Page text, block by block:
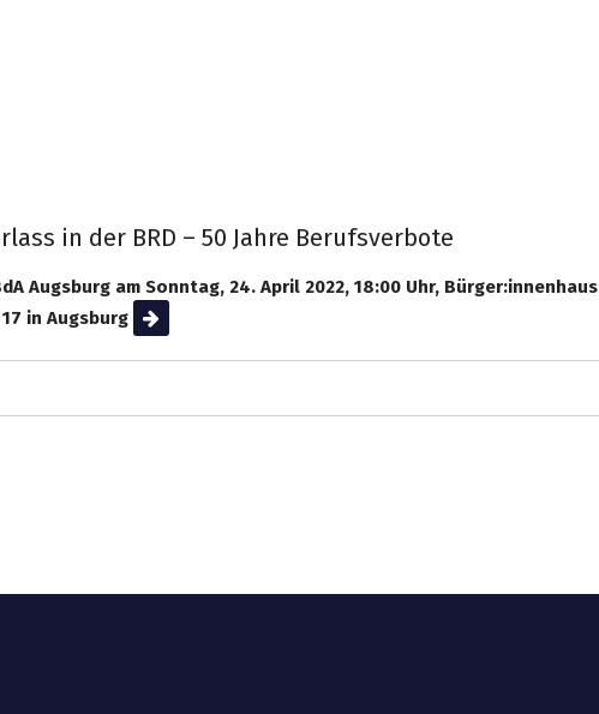
in der BRD – 50 Jahre Berufsverbote
Augsburg am Sonntag, 24. April 2022, 18:00 Uhr, Bürger:innenhaus
in Augsburg
Weiterlesen